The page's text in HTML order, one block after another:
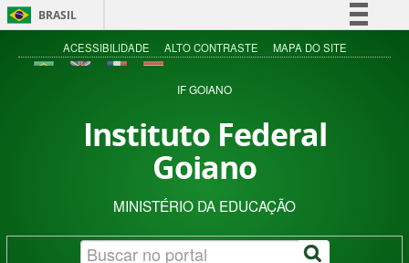
BRASIL
Simplifique!
Acesso à informação
ACESSIBILIDADE ALTO CONTRASTE MAPA DO SITE
IF GOIANO
Instituto Federal
Goiano
MINISTÉRIO DA EDUCAÇÃO